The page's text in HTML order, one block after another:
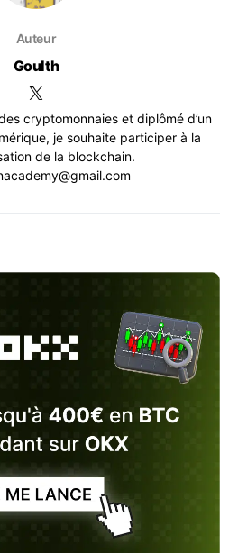
Auteur
Goulth
cryptomonnaies et diplômé d’un
je souhaite participer à la
de la blockchain.